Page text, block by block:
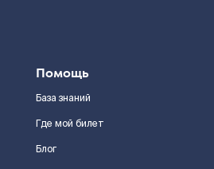
Помощь
База знаний
Где мой билет
Блог